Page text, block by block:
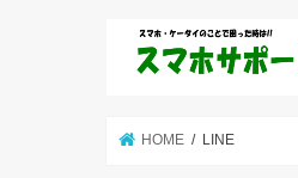
HOME LINE